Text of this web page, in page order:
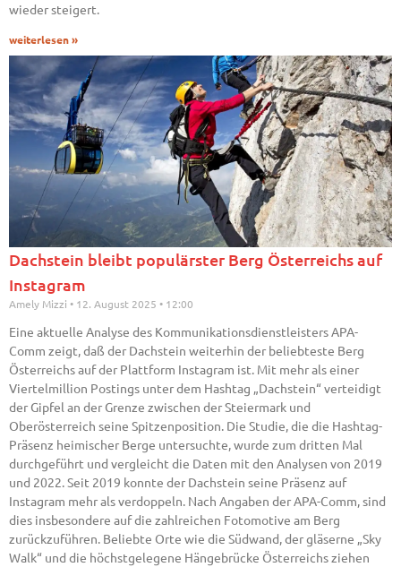
wieder steigert.
weiterlesen »
Dachstein bleibt populärster Berg Österreichs auf
Instagram
Amely Mizzi 12. August 2025 12:00
Eine aktuelle Analyse des Kommunikationsdienstleisters APA-
Comm zeigt, daß der Dachstein weiterhin der beliebteste Berg
Österreichs auf der Plattform Instagram ist. Mit mehr als einer
Viertelmillion Postings unter dem Hashtag „Dachstein“ verteidigt
der Gipfel an der Grenze zwischen der Steiermark und
Oberösterreich seine Spitzenposition. Die Studie, die die Hashtag-
Präsenz heimischer Berge untersuchte, wurde zum dritten Mal
durchgeführt und vergleicht die Daten mit den Analysen von 2019
und 2022. Seit 2019 konnte der Dachstein seine Präsenz auf
Instagram mehr als verdoppeln. Nach Angaben der APA-Comm, sind
dies insbesondere auf die zahlreichen Fotomotive am Berg
zurückzuführen. Beliebte Orte wie die Südwand, der gläserne „Sky
Walk“ und die höchstgelegene Hängebrücke Österreichs ziehen